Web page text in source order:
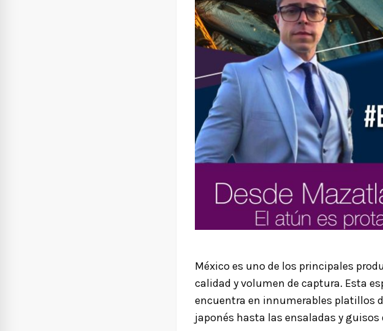
México es uno de los principales
calidad y volumen de captura. Esta
encuentra en innumerables platillos
japonés hasta las ensaladas y guisos